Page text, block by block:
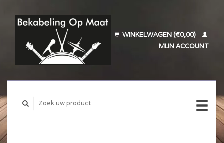
WINKELWAGEN (€0,00)
MIJN ACCOUNT